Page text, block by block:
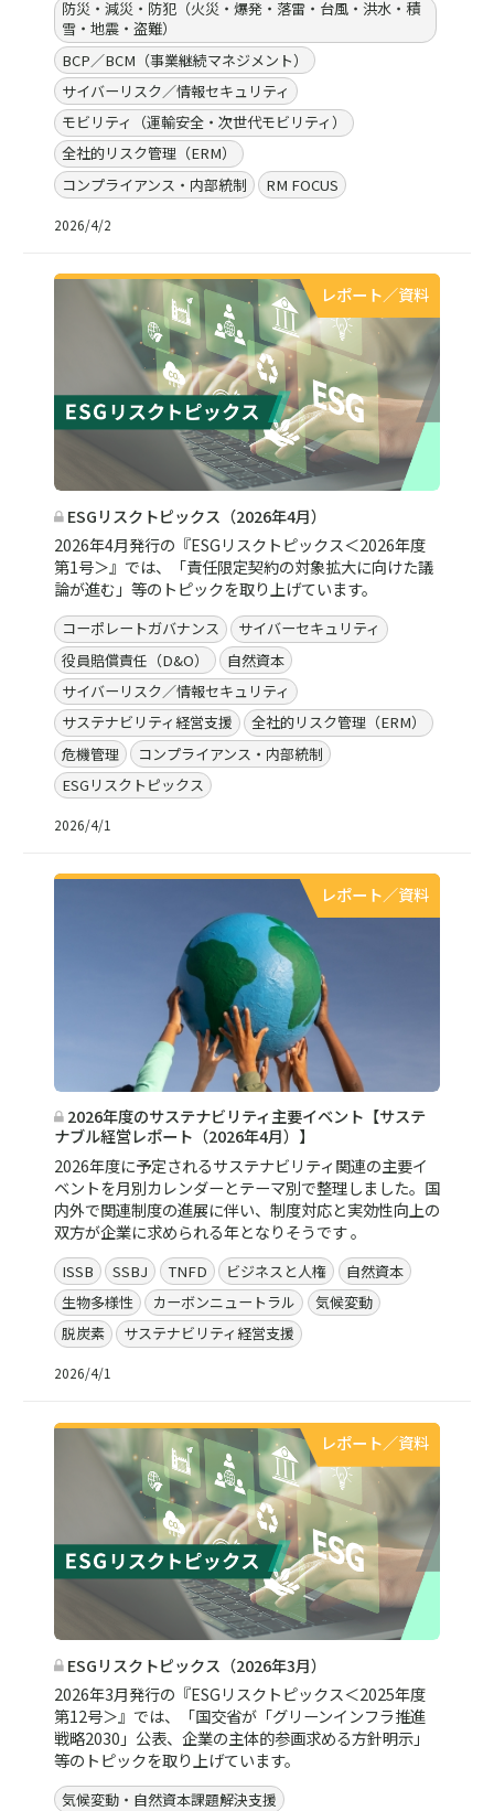
防災・減災・防犯（火災・爆発・落雷・台風・洪水・積
雪・地震・盗難）
BCP／BCM（事業継続マネジメント）
サイバーリスク／情報セキュリティ
モビリティ（運輸安全・次世代モビリティ）
全社的リスク管理（ERM）
コンプライアンス・内部統制
RM FOCUS
2026/4/2
レポート／資料
ESGリスクトピックス（2026年4月）
2026年4月発行の『ESGリスクトピックス＜2026年度
第1号＞』では、「責任限定契約の対象拡大に向けた議
論が進む」等のトピックを取り上げています。
コーポレートガバナンス
サイバーセキュリティ
役員賠償責任（D&O）
自然資本
サイバーリスク／情報セキュリティ
サステナビリティ経営支援
全社的リスク管理（ERM）
危機管理
コンプライアンス・内部統制
ESGリスクトピックス
2026/4/1
レポート／資料
2026年度のサステナビリティ主要イベント【サステ
ナブル経営レポート（2026年4月）】
2026年度に予定されるサステナビリティ関連の主要イ
ベントを月別カレンダーとテーマ別で整理しました。国
内外で関連制度の進展に伴い、制度対応と実効性向上の
双方が企業に求められる年となりそうです 。
ISSB SSBJ TNFD ビジネスと人権
自然資本
生物多様性
カーボンニュートラル
気候変動
脱炭素
サステナビリティ経営支援
2026/4/1
レポート／資料
ESGリスクトピックス（2026年3月）
2026年3月発行の『ESGリスクトピックス＜2025年度
第12号＞』では、「国交省が「グリーンインフラ推進
戦略2030」公表、企業の主体的参画求める方針明示」
等のトピックを取り上げています。
気候変動・自然資本課題解決支援